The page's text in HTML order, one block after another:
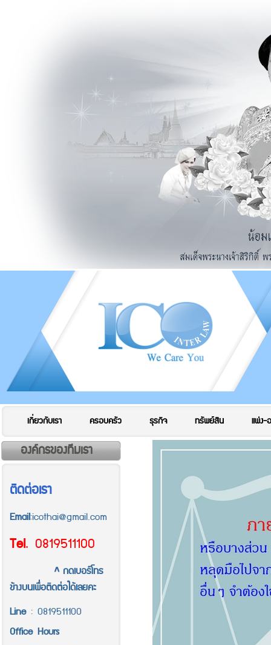
เกี่ยวกับเรา ครอบครัว ธุรกิจ ทรัพย์สิน แพ่ง-
องค์กรของทีมเรา
ติดต่อเรา
Email:icothai@gmail.com
Tel. 0819511100
^ กดเบอร์โทร
ข้างบนเพื่อติดต่อได้เลยคะ
Line: 0819511100
Office Hours